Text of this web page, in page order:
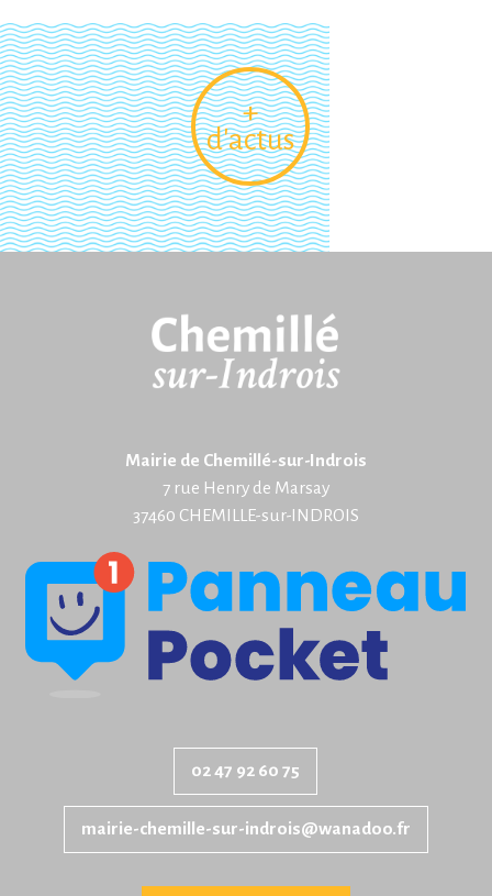
+
d'actus
Mairie de Chemillé-sur-Indrois
7 rue Henry de Marsay
37460 CHEMILLE-sur-INDROIS
02 47 92 60 75
mairie-chemille-sur-indrois@wanadoo.fr